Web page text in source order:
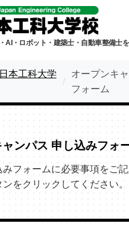
AI・ロボット・建築士・自動車整備士
本工科大学
オープンキ
フォーム
ンパス 申し込みフォ
みフォームに必要事項をご
をクリックしてください。